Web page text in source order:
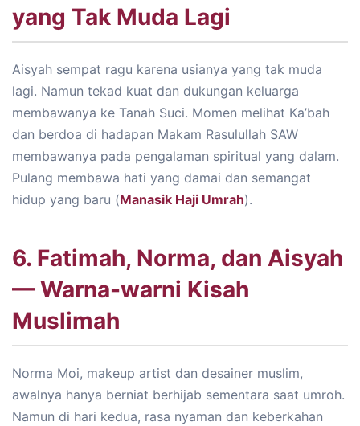
yang Tak Muda Lagi
Aisyah sempat ragu karena usianya yang tak muda
lagi. Namun tekad kuat dan dukungan keluarga
membawanya ke Tanah Suci. Momen melihat Ka’bah
dan berdoa di hadapan Makam Rasulullah SAW
membawanya pada pengalaman spiritual yang dalam.
Pulang membawa hati yang damai dan semangat
hidup yang baru (Manasik Haji Umrah).
6. Fatimah, Norma, dan Aisyah
— Warna-warni Kisah
Muslimah
Norma Moi, makeup artist dan desainer muslim,
awalnya hanya berniat berhijab sementara saat umroh.
Namun di hari kedua, rasa nyaman dan keberkahan